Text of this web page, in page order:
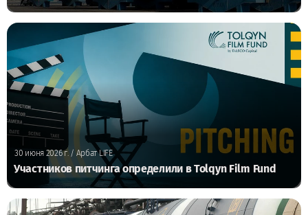
30 июня 2026 г. / Арбат LIFE
Участников питчинга определили в Tolqyn Film Fund